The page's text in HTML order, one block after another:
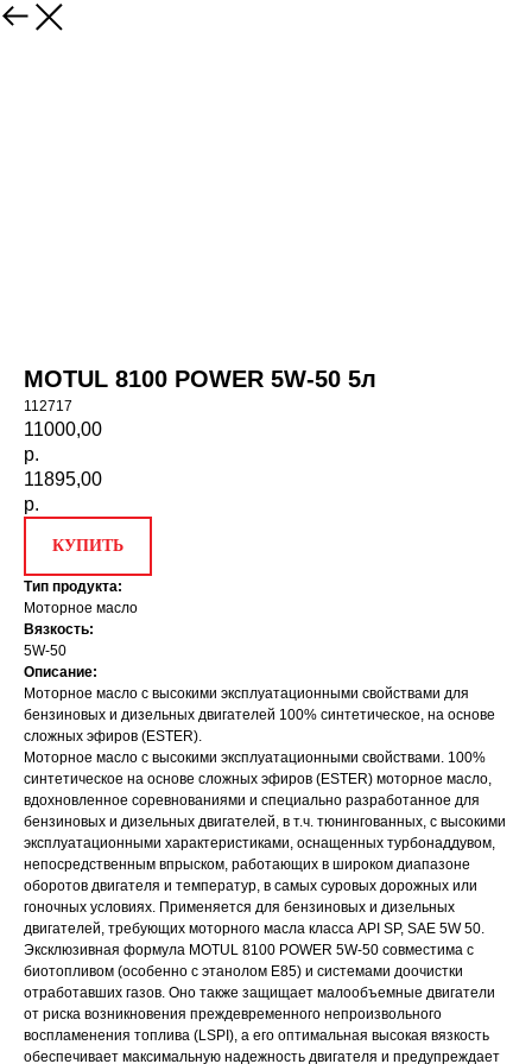
НАЗАД
MOTUL 8100 POWER 5W-50 5л
112717
11000,00
р.
11895,00
р.
КУПИТЬ
Тип продукта:
Моторное масло
Вязкость:
5W-50
Описание:
Моторное масло с высокими эксплуатационными свойствами для
бензиновых и дизельных двигателей 100% синтетическое, на основе
сложных эфиров (ESTER).
Моторное масло с высокими эксплуатационными свойствами. 100%
синтетическое на основе сложных эфиров (ESTER) моторное масло,
вдохновленное соревнованиями и специально разработанное для
бензиновых и дизельных двигателей, в т.ч. тюнингованных, с высокими
эксплуатационными характеристиками, оснащенных турбонаддувом,
непосредственным впрыском, работающих в широком диапазоне
оборотов двигателя и температур, в самых суровых дорожных или
гоночных условиях. Применяется для бензиновых и дизельных
двигателей, требующих моторного масла класса API SP, SAE 5W 50.
Эксклюзивная формула MOTUL 8100 POWER 5W-50 совместима с
биотопливом (особенно с этанолом E85) и системами доочистки
отработавших газов. Оно также защищает малообъемные двигатели
от риска возникновения преждевременного непроизвольного
воспламенения топлива (LSPI), а его оптимальная высокая вязкость
обеспечивает максимальную надежность двигателя и предупреждает